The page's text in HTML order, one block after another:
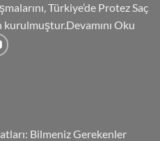
Türkiye’de Protez Saç
kurulmuştur.Devamını Oku
Bilmeniz Gerekenler